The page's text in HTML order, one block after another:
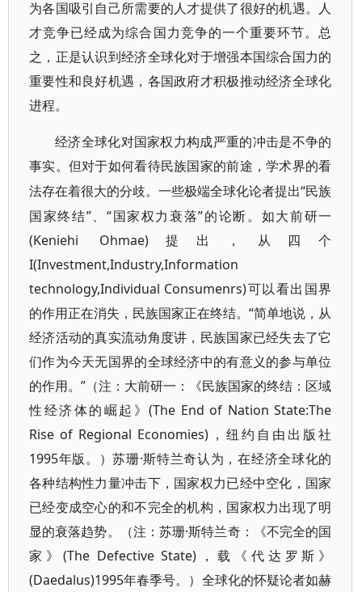
为各国吸引自己所需要的人才提供了很好的机遇。人
才竞争已经成为综合国力竞争的一个重要环节。总
之，正是认识到经济全球化对于增强本国综合国力的
重要性和良好机遇，各国政府才积极推动经济全球化
进程。
经济全球化对国家权力构成严重的冲击是不争的
事实。但对于如何看待民族国家的前途，学术界的看
法存在着很大的分歧。一些极端全球化论者提出“民族
国家终结”、“国家权力衰落”的论断。如大前研一
(Keniehi Ohmae)提出，从四个
I(Investment,Industry,Information
technology,Individual Consumenrs)可以看出国界
的作用正在消失，民族国家正在终结。“简单地说，从
经济活动的真实流动角度讲，民族国家已经失去了它
们作为今天无国界的全球经济中的有意义的参与单位
的作用。”（注：大前研一：《民族国家的终结：区域
性经济体的崛起》(The End of Nation State:The
Rise of Regional Economies)，纽约自由出版社
1995年版。）苏珊·斯特兰奇认为，在经济全球化的
各种结构性力量冲击下，国家权力已经中空化，国家
已经变成空心的和不完全的机构，国家权力出现了明
显的衰落趋势。（注：苏珊·斯特兰奇：《不完全的国
家》(The Defective State)，载《代达罗斯》
(Daedalus)1995年春季号。）全球化的怀疑论者如赫